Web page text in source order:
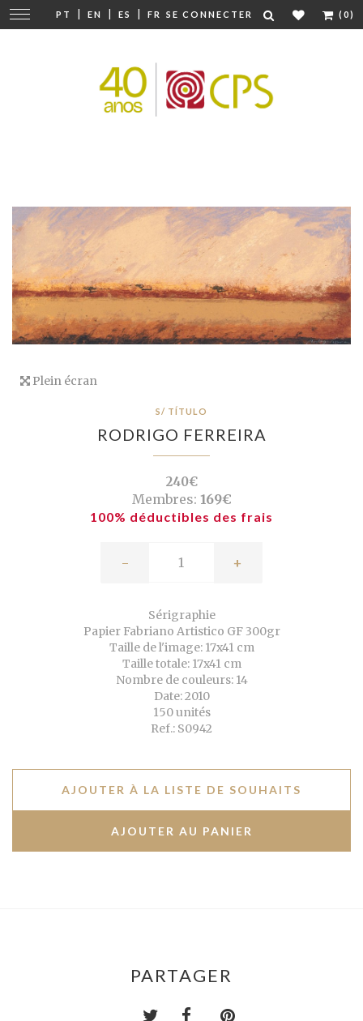
PT | EN | ES | FR SE CONNECTER (0)
Modifier
la
Plein écran
S/ TÍTULO
RODRIGO FERREIRA
240€
Membres: 169€
100% déductibles des frais
- +
Sérigraphie
Papier Fabriano Artistico GF 300gr
Taille de l'image: 17x41 cm
Taille totale: 17x41 cm
Nombre de couleurs: 14
Date: 2010
150 unités
Ref.: S0942
AJOUTER À LA LISTE DE SOUHAITS
PARTAGER